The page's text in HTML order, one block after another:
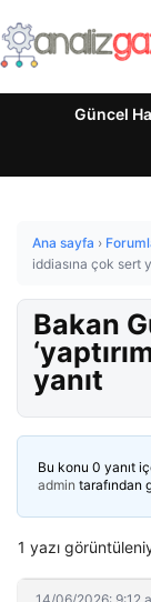
Güncel
Ana sayfa ›
iddiasına çok sert
Bakan
yanıt
Bu konu 0 yanıt
admin tarafından
1 yazı